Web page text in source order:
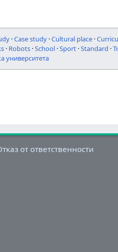
·Case study ·Cultural place ·
· Robots ·School ·Sport ·Standard ·
университета
от ответственности